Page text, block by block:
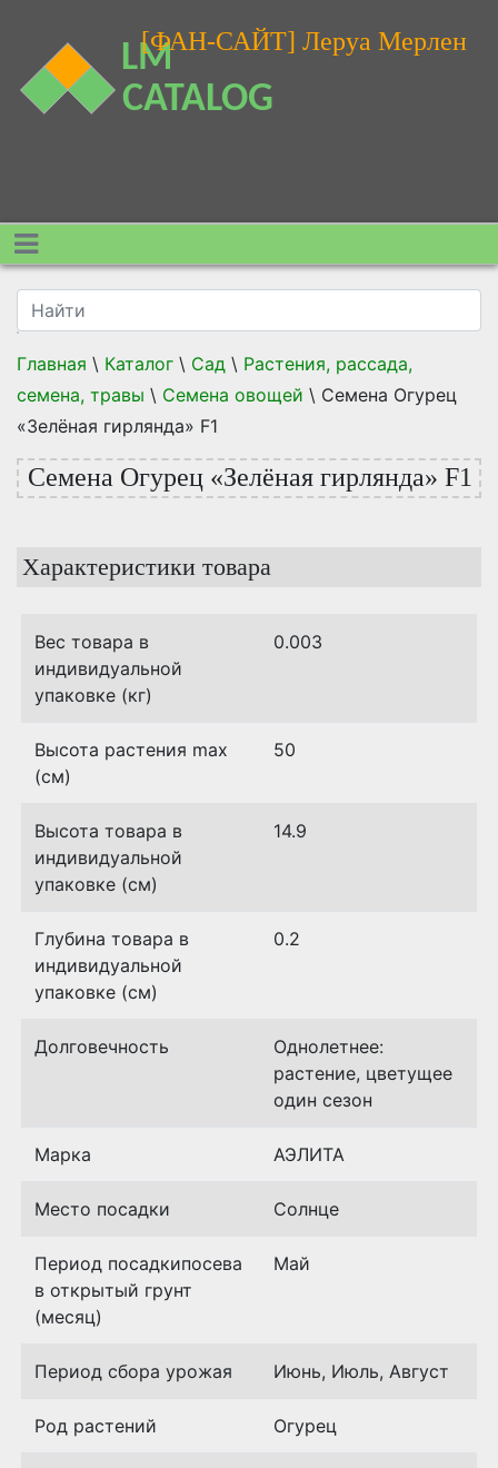
[ФАН-САЙТ] Леруа Мерлен
Главная \ Каталог \ Сад \ Растения, рассада,
семена, травы \ Семена овощей \ Семена Огурец
«Зелёная гирлянда» F1
Семена Огурец «Зелёная гирлянда» F1
Характеристики товара
Вес товара в
индивидуальной
упаковке (кг)
0.003
Высота растения max
(см)
50
Высота товара в
индивидуальной
упаковке (см)
14.9
Глубина товара в
индивидуальной
упаковке (см)
0.2
Долговечность
Однолетнее:
растение, цветущее
один сезон
Марка АЭЛИТА
Место посадки Солнце
Период посадкипосева
в открытый грунт
(месяц)
Май
Период сбора урожая Июнь, Июль, Август
Род растений Огурец